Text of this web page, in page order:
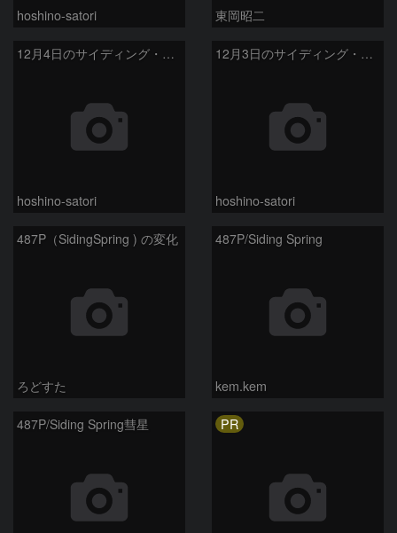
hoshino-satori 東岡昭二
12月4日のサイディング・スプリング彗星
hoshino-satori
12月3日のサイディング・スプリング彗星
hoshino-satori
487P（SidingSpring ) の変化
ろどすた
487P/Siding Spring
kem.kem
487P/Siding Spring彗星 PR